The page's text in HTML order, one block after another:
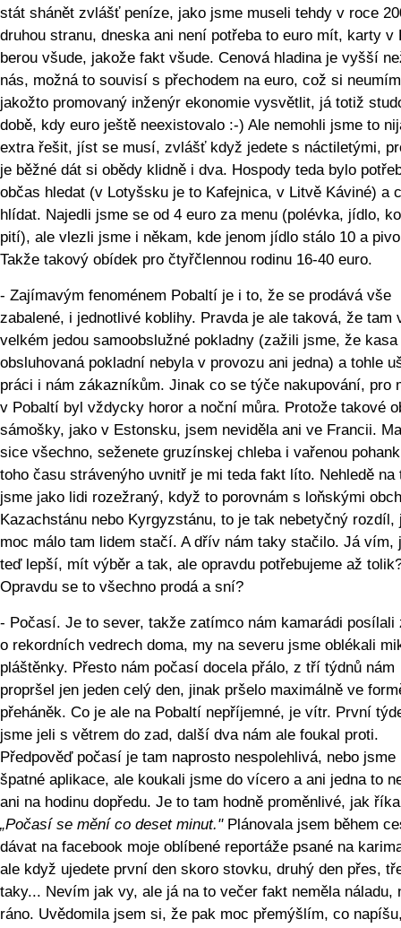
stát shánět zvlášť peníze, jako jsme museli tehdy v roce
druhou stranu, dneska ani není potřeba to euro mít, karty v
berou všude, jakože fakt všude. Cenová hladina je vyšší
nás, možná to souvisí s přechodem na euro, což si
jakožto promovaný inženýr ekonomie vysvětlit, já totiž
době, kdy euro ještě neexistovalo :-) Ale nemohli jsme to
extra řešit, jíst se musí, zvlášť když jedete s náctiletými,
je běžné dát si obědy klidně i dva. Hospody teda bylo
občas hledat (v Lotyšsku je to Kafejnica, v Litvě Káviné) a
hlídat. Najedli jsme se od 4 euro za menu (polévka, jídlo,
pití), ale vlezli jsme i někam, kde jenom jídlo stálo 10 a
Takže takový obídek pro čtyřčlennou rodinu 16-40 euro.
- Zajímavým fenoménem Pobaltí je i to, že se prodává vše
zabalené, i jednotlivé koblihy. Pravda je ale taková, že tam
velkém jedou samoobslužné pokladny (zažili jsme, že kasa
obsluhovaná pokladní nebyla v provozu ani jedna) a tohle
práci i nám zákazníkům. Jinak co se týče nakupování, pro
v Pobaltí byl vždycky horor a noční můra. Protože takové
sámošky, jako v Estonsku, jsem neviděla ani ve Francii.
sice všechno, seženete gruzínskej chleba i vařenou
toho času strávenýho uvnitř je mi teda fakt líto. Nehledě na
jsme jako lidi rozežraný, když to porovnám s loňskými
Kazachstánu nebo Kyrgyzstánu, to je tak nebetyčný rozdíl,
moc málo tam lidem stačí. A dřív nám taky stačilo. Já vím,
teď lepší, mít výběr a tak, ale opravdu potřebujeme až
Opravdu se to všechno prodá a sní?
- Počasí. Je to sever, takže zatímco nám kamarádi posílali
o rekordních vedrech doma, my na severu jsme oblékali
pláštěnky. Přesto nám počasí docela přálo, z tří týdnů nám
propršel jen jeden celý den, jinak pršelo maximálně ve
přeháněk. Co je ale na Pobaltí nepříjemné, je vítr. První
jsme jeli s větrem do zad, další dva nám ale foukal proti.
Předpověď počasí je tam naprosto nespolehlivá, nebo jsme
špatné aplikace, ale koukali jsme do vícero a ani jedna to
ani na hodinu dopředu. Je to tam hodně proměnlivé, jak
„Počasí se mění co deset minut."Plánovala jsem během
dávat na facebook moje oblíbené reportáže psané na
ale když ujedete první den skoro stovku, druhý den přes,
taky... Nevím jak vy, ale já na to večer fakt neměla náladu,
ráno. Uvědomila jsem si, že pak moc přemýšlím, co